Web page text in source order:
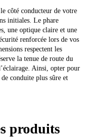
côté conducteur de votre
initiales. Le phare
une optique claire et une
renforcée lors de vos
respectent les
la tenue de route du
Ainsi, opter pour
conduite plus sûre et
produits